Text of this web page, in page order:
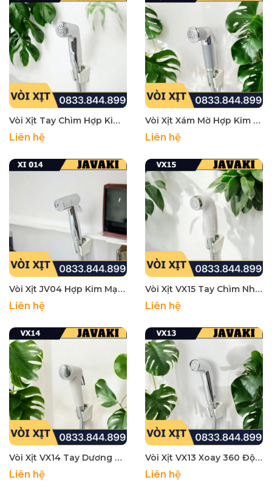
Vòi Xịt Tay Chìm Hợp Kim Gắn Bồn Cầu Bệt Vệ Sinh - Thương Hiệu JAVAKI
Liên hệ
Vòi Xịt Xám Mờ Hợp Kim Gắn Bồn Cầu Bệt Vệ Sinh - Thương Hiệu JAVAKI
Liên hệ
Vòi Xịt JV04 Hợp Kim Mạ Crom Gắn Bồn Cầu Bệt Vệ Sinh - Thương Hiệu JAVAKI
Liên hệ
Vòi Xịt VX15 Tay Chìm Nhựa Trắng Gắn Bồn Cầu Bệt Vệ Sinh - Thương Hiệu JAVAKI
Liên hệ
Vòi Xịt VX14 Tay Dương Nhựa Gắn Bồn Cầu Bệt Vệ Sinh - Thương Hiệu JAVAKI
Liên hệ
Vòi Xịt VX13 Xoay 360 Độ Nhựa Mạ Crom Gắn Bồn Cầu Bệt Vệ Sinh - Thương Hiệu JAVAKI
Liên hệ